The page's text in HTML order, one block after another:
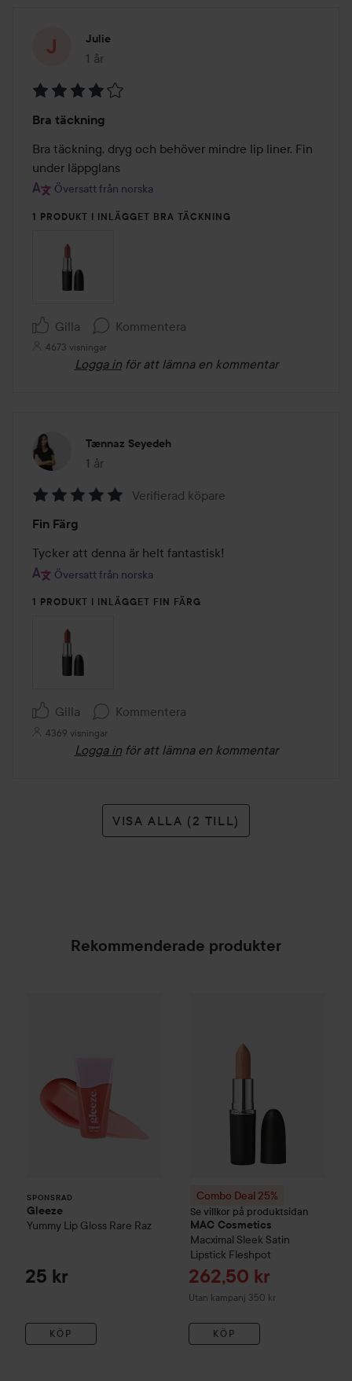
Julie
1 år
Inlägget skapades 1 år
4
av
5
Bra täckning
Bra täckning, dryg och behöver mindre lip liner. Fin
under läppglans
Översatt från norska
1 PRODUKT I INLÄGGET BRA TÄCKNING
Gilla Kommentera
4673 visningar
Logga in för att lämna en kommentar
Tænnaz Seyedeh
1 år
Inlägget skapades 1 år
5
av
5
Verifierad köpare
Fin Färg
Tycker att denna är helt fantastisk!
Översatt från norska
1 PRODUKT I INLÄGGET FIN FÄRG
Gilla Kommentera
4369 visningar
Logga in för att lämna en kommentar
VISA ALLA (2 TILL)
Rekommenderade produkter
SPONSRAD
Gleeze
Yummy Lip Gloss Rare Raz
25 kr
KÖP
Combo Deal 25%
Se villkor på produktsidan
MAC Cosmetics
Macximal Sleek Satin
Lipstick Fleshpot
Reapris
262,50 kr
Utan kampanj 350 kr
KÖP